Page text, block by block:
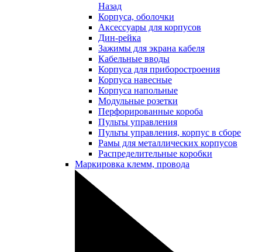
Назад
Корпуса, оболочки
Аксессуары для корпусов
Дин-рейка
Зажимы для экрана кабеля
Кабельные вводы
Корпуса для приборостроения
Корпуса навесные
Корпуса напольные
Модульные розетки
Перфорированные короба
Пульты управления
Пульты управления, корпус в сборе
Рамы для металлических корпусов
Распределительные коробки
Маркировка клемм, провода